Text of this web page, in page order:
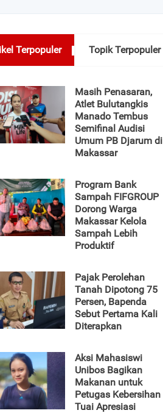
Terpopuler Topik Terpopuler
Masih Penasaran,
Atlet Bulutangkis
Manado Tembus
Semifinal Audisi
Umum PB Djarum di
Makassar
Program Bank
Sampah FIFGROUP
Dorong Warga
Makassar Kelola
Sampah Lebih
Produktif
Pajak Perolehan
Tanah Dipotong 75
Persen, Bapenda
Sebut Pertama Kali
Diterapkan
Aksi Mahasiswi
Unibos Bagikan
Makanan untuk
Petugas Kebersihan
Tuai Apresiasi